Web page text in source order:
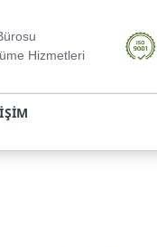
Hizmetleri